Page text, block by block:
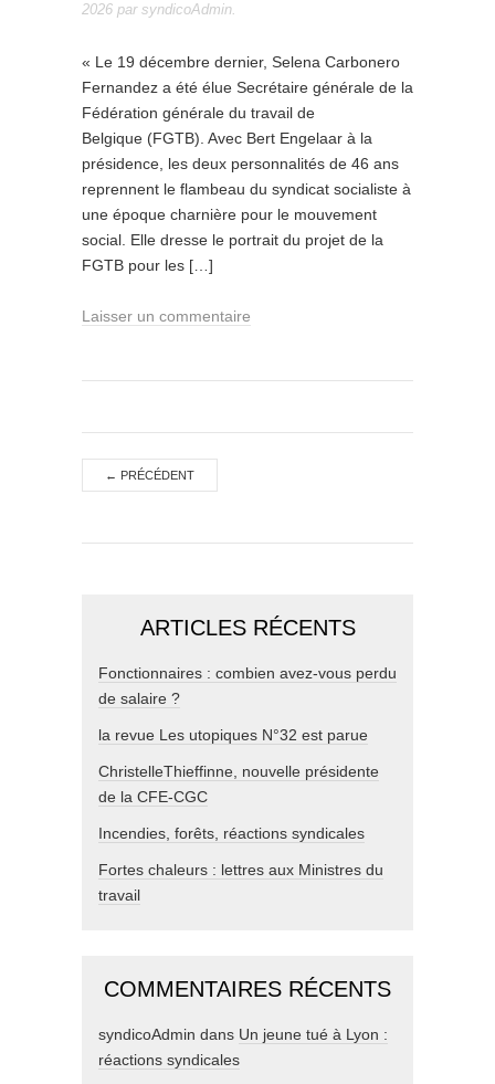
2026 par syndicoAdmin.
« Le 19 décembre dernier, Selena Carbonero
Fernandez a été élue Secrétaire générale de la
Fédération générale du travail de
Belgique (FGTB). Avec Bert Engelaar à la
présidence, les deux personnalités de 46 ans
reprennent le flambeau du syndicat socialiste à
une époque charnière pour le mouvement
social. Elle dresse le portrait du projet de la
FGTB pour les […]
Laisser un commentaire
← PRÉCÉDENT
ARTICLES RÉCENTS
Fonctionnaires : combien avez-vous perdu
de salaire ?
la revue Les utopiques N°32 est parue
ChristelleThieffinne, nouvelle présidente
de la CFE-CGC
Incendies, forêts, réactions syndicales
Fortes chaleurs : lettres aux Ministres du
travail
COMMENTAIRES RÉCENTS
syndicoAdmin dans Un jeune tué à Lyon :
réactions syndicales